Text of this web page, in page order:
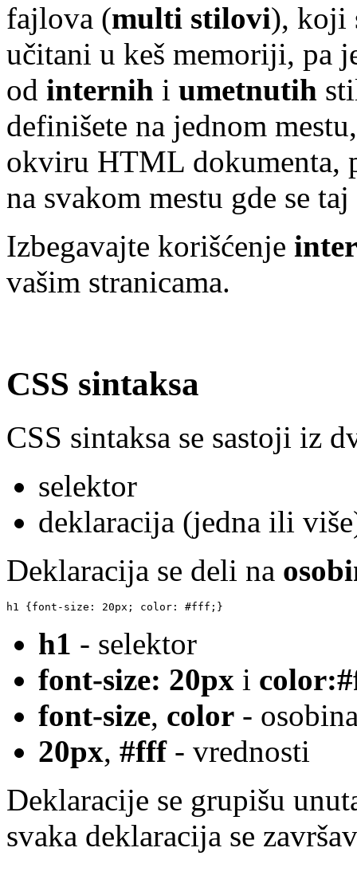
fajlova (multi stilovi), koji
učitani u keš memoriji, pa
od internih i umetnutih
definišete na jednom
okviru HTML dokumenta,
na svakom mestu gde se
Izbegavajte korišćenje
vašim stranicama.
CSS sintaksa
CSS sintaksa se sastoji iz
selektor
deklaracija (jedna ili
Deklaracija se deli na
h1 {font-size: 20px; color: #fff;}
h1 - selektor
font-size: 20px i
font-size, color -
20px, #fff- vrednosti
Deklaracije se grupišu
svaka deklaracija se